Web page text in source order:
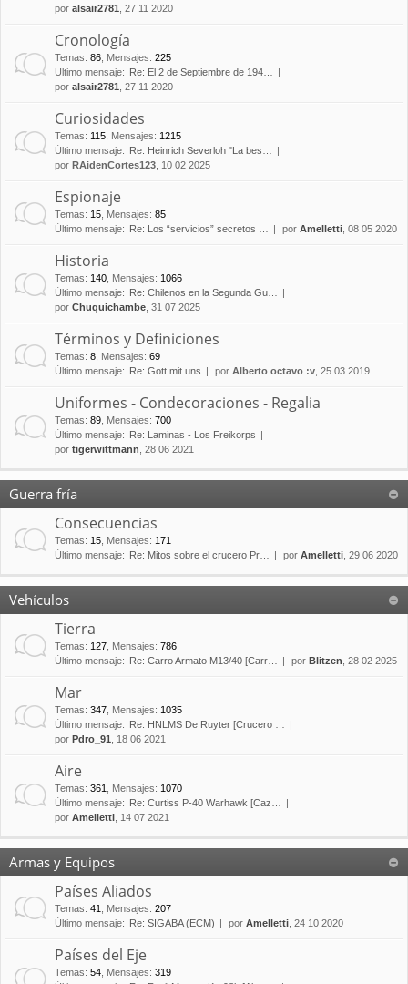
por alsair2781 , 27 11 2020
Cronología
Temas: 86 Mensajes: 225
Último mensaje:
Re: El 2 de Septiembre de 194…
por alsair2781 , 27 11 2020
Curiosidades
Temas: 115 Mensajes: 1215
Último mensaje:
Re: Heinrich Severloh "La bes…
por RAidenCortes123 , 10 02 2025
Espionaje
Temas: 15 Mensajes: 85
Último mensaje:
Re: Los “servicios” secretos … por Amelletti , 08 05 2020
Historia
Temas: 140 Mensajes: 1066
Último mensaje:
Re: Chilenos en la Segunda Gu…
por Chuquichambe , 31 07 2025
Términos y Definiciones
Temas: 8 Mensajes: 69
Último mensaje:
Re: Gott mit uns por Alberto octavo :v , 25 03 2019
Uniformes - Condecoraciones - Regalia
Temas: 89 Mensajes: 700
Último mensaje:
Re: Laminas - Los Freikorps
por tigerwittmann , 28 06 2021
Guerra fría
Consecuencias
Temas: 15 Mensajes: 171
Último mensaje:
Re: Mitos sobre el crucero Pr… por Amelletti , 29 06 2020
Vehículos
Tierra
Temas: 127 Mensajes: 786
Último mensaje:
Re: Carro Armato M13/40 [Carr… por Blitzen , 28 02 2025
Mar
Temas: 347 Mensajes: 1035
Último mensaje:
Re: HNLMS De Ruyter [Crucero …
por Pdro_91 , 18 06 2021
Aire
Temas: 361 Mensajes: 1070
Último mensaje:
Re: Curtiss P-40 Warhawk [Caz…
por Amelletti , 14 07 2021
Armas y Equipos
Países Aliados
Temas: 41 Mensajes: 207
Último mensaje:
Re: SIGABA (ECM) por Amelletti , 24 10 2020
Países del Eje
Temas: 54 Mensajes: 319